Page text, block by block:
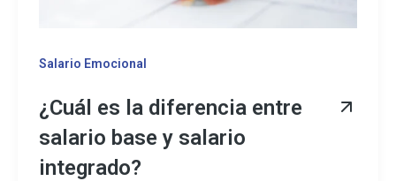
Salario Emocional
¿Cuál es la diferencia entre
salario base y salario
integrado?